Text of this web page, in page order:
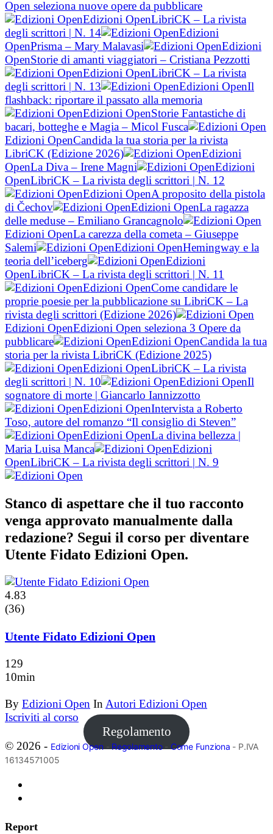
Open seleziona nuove opere da pubblicare
Edizioni OpenLibriCK – La rivista
degli scrittori | N. 14
Edizioni
OpenPrisma – Mary Malavasi
Edizioni
OpenStorie di amanti viaggiatori – Cristiana Pezzotti
Edizioni OpenLibriCK – La rivista
degli scrittori | N. 13
Edizioni OpenIl
flashback: riportare il passato alla memoria
Edizioni OpenStorie Fantastiche di
bacari, botteghe e Magia – Micol Fusca
Edizioni OpenCandida la tua storia per la rivista
LibriCK (Edizione 2026)
Edizioni
OpenLa Diva – Irene Magni
Edizioni
OpenLibriCK – La rivista degli scrittori | N. 12
Edizioni OpenA proposito della pistola
di Čechov
Edizioni OpenLa ragazza
delle meduse – Emiliano Grancagnolo
Edizioni OpenLa carezza della cometa – Giuseppe
Salemi
Edizioni OpenHemingway e la
teoria dell’iceberg
Edizioni
OpenLibriCK – La rivista degli scrittori | N. 11
Edizioni OpenCome candidare le
proprie poesie per la pubblicazione su LibriCK – La
rivista degli scrittori (Edizione 2026)
Edizioni OpenEdizioni Open seleziona 3 Opere da
pubblicare
Edizioni OpenCandida la tua
storia per la rivista LibriCK (Edizione 2025)
Edizioni OpenLibriCK – La rivista
degli scrittori | N. 10
Edizioni OpenIl
sognatore di morte | Giancarlo Iannizzotto
Edizioni OpenIntervista a Roberto
Toso, autore del romanzo “Il consiglio di Steven”
Edizioni OpenLa divina bellezza |
Maria Luisa Manca
Edizioni
OpenLibriCK – La rivista degli scrittori | N. 9
Stanco di aspettare che il tuo racconto
venga approvato manualmente dalla
redazione? Segui il corso per diventare
Utente Fidato Edizioni Open.
4.83
(36)
Utente Fidato Edizioni Open
129
10min
By Edizioni Open InAutori Edizioni Open
Iscriviti al corso
Regolamento
© 2026 - Edizioni Open - Regolamento- Come Funziona - P.IVA
16134571005
Report